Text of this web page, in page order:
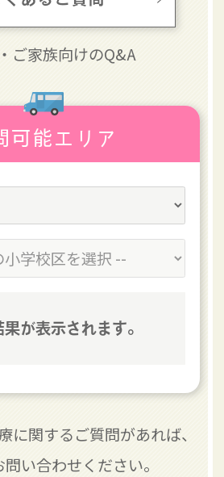
ご家族向けのQ&A
可能エリア
が表示されます。
に関するご質問があれば、
い合わせください。